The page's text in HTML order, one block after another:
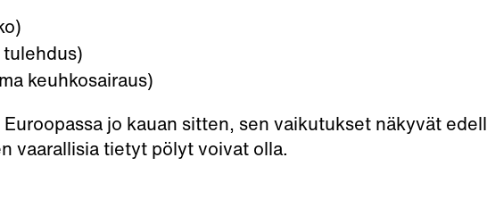
keuhkosairaus)
jo kauan sitten, sen vaikutukset näkyvät
vaarallisia tietyt pölyt voivat olla.